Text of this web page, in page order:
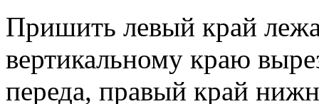
Пришить левый край
вертикальному краю
переда, правый край